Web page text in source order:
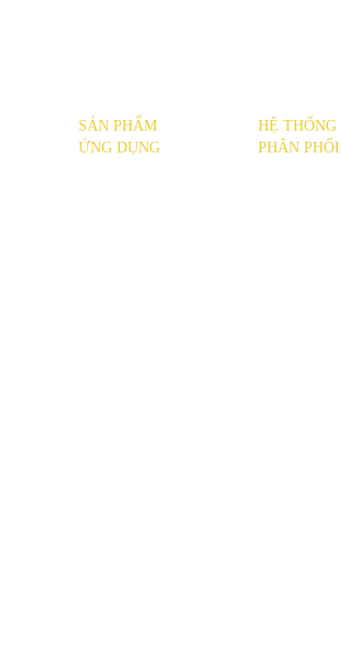
SẢN PHẨM
ỨNG DỤNG
HỆ THỐNG
PHÂN PHỐI